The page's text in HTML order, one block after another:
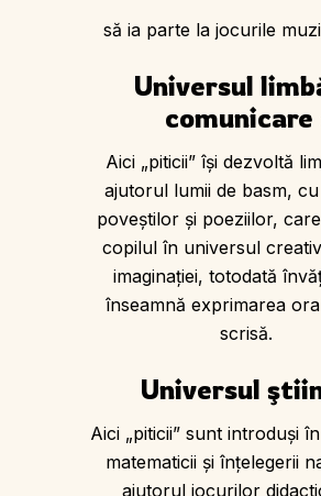
să ia parte la jocurile
Universul
comunicare
Aici „piticii” îşi dezvoltă
ajutorul lumii de basm,
poveştilor şi poeziilor,
copilul în universul
imaginaţiei, totodată
înseamnă exprimarea
scrisă.
Universul
Aici „piticii” sunt introduşi
matematicii şi înţelegerii
ajutorul jocurilor